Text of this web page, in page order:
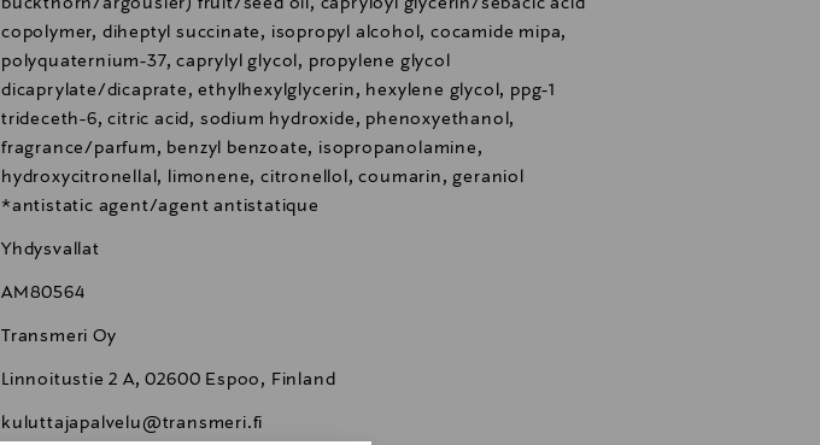
copolymer, diheptyl succinate, isopropyl alcohol, cocamide mipa,
polyquaternium-37, caprylyl glycol, propylene glycol
dicaprylate/dicaprate, ethylhexylglycerin, hexylene glycol, ppg-1
trideceth-6, citric acid, sodium hydroxide, phenoxyethanol,
fragrance/parfum, benzyl benzoate, isopropanolamine,
hydroxycitronellal, limonene, citronellol, coumarin, geraniol
*antistatic agent/agent antistatique
Yhdysvallat
AM80564
Transmeri Oy
Linnoitustie 2 A, 02600 Espoo, Finland
kuluttajapalvelu@transmeri.fi